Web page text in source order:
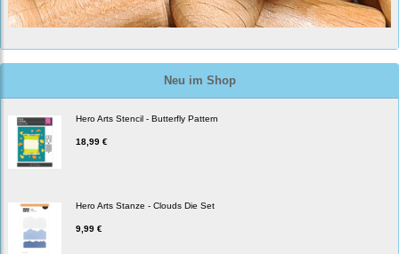
Neu im Shop
Hero Arts Stencil - Butterfly Pattern
18,99 €
Hero Arts Stanze - Clouds Die Set
9,99 €